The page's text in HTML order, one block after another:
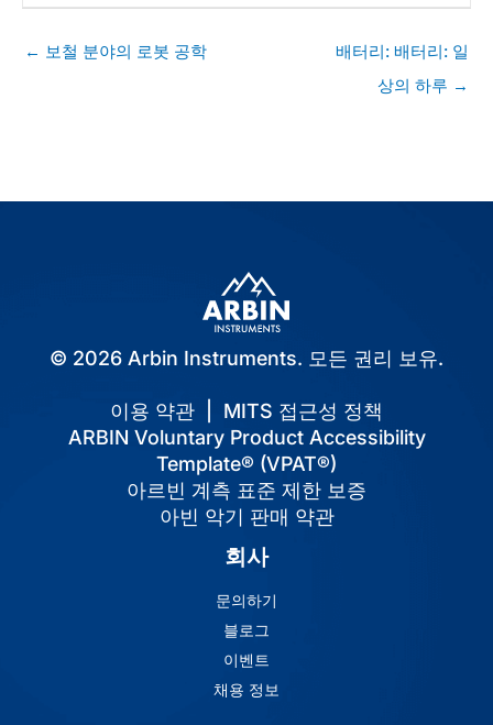
← 보철 분야의 로봇 공학
배터리: 배터리: 일
상의 하루 →
© 2026 Arbin Instruments. 모든 권리 보유.
이용 약관
MITS 접근성 정책
ARBIN Voluntary Product Accessibility
Template® (VPAT®)
아르빈 계측 표준 제한 보증
아빈 악기 판매 약관
회사
문의하기
블로그
이벤트
채용 정보